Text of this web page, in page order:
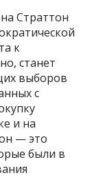
Страттон
к
станет
выборов
с
и на
— это
были в